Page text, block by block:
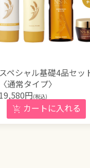
スペシャル基礎4品セッ
〈通常タイプ〉
19,580円(税込)